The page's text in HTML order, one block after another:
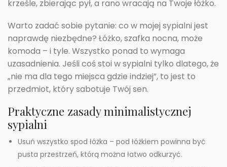
krześle, zbierając pył, a rano wracają na Twoje łóżko.
Warto zadać sobie pytanie: co w mojej sypialni jest
naprawdę niezbędne? Łóżko, szafka nocna, może
komoda – i tyle. Wszystko ponad to wymaga
uzasadnienia. Jeśli coś stoi w sypialni tylko dlatego, że
„nie ma dla tego miejsca gdzie indziej”, to jest to
przedmiot, który sabotuje Twój sen.
Praktyczne zasady minimalistycznej
sypialni
Usuń wszystko spod łóżka – pod łóżkiem powinna być
pusta przestrzeń, którą można łatwo odkurzyć.